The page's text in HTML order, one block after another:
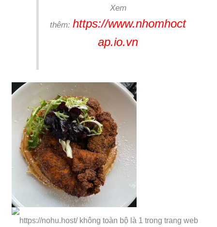
Xem
thêm:https://www.nhomhoct
ap.io.vn
https://nohu.host/ không toàn bộ là 1 trong trang web